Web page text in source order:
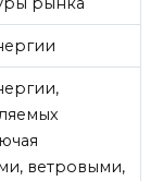
ветровыми,